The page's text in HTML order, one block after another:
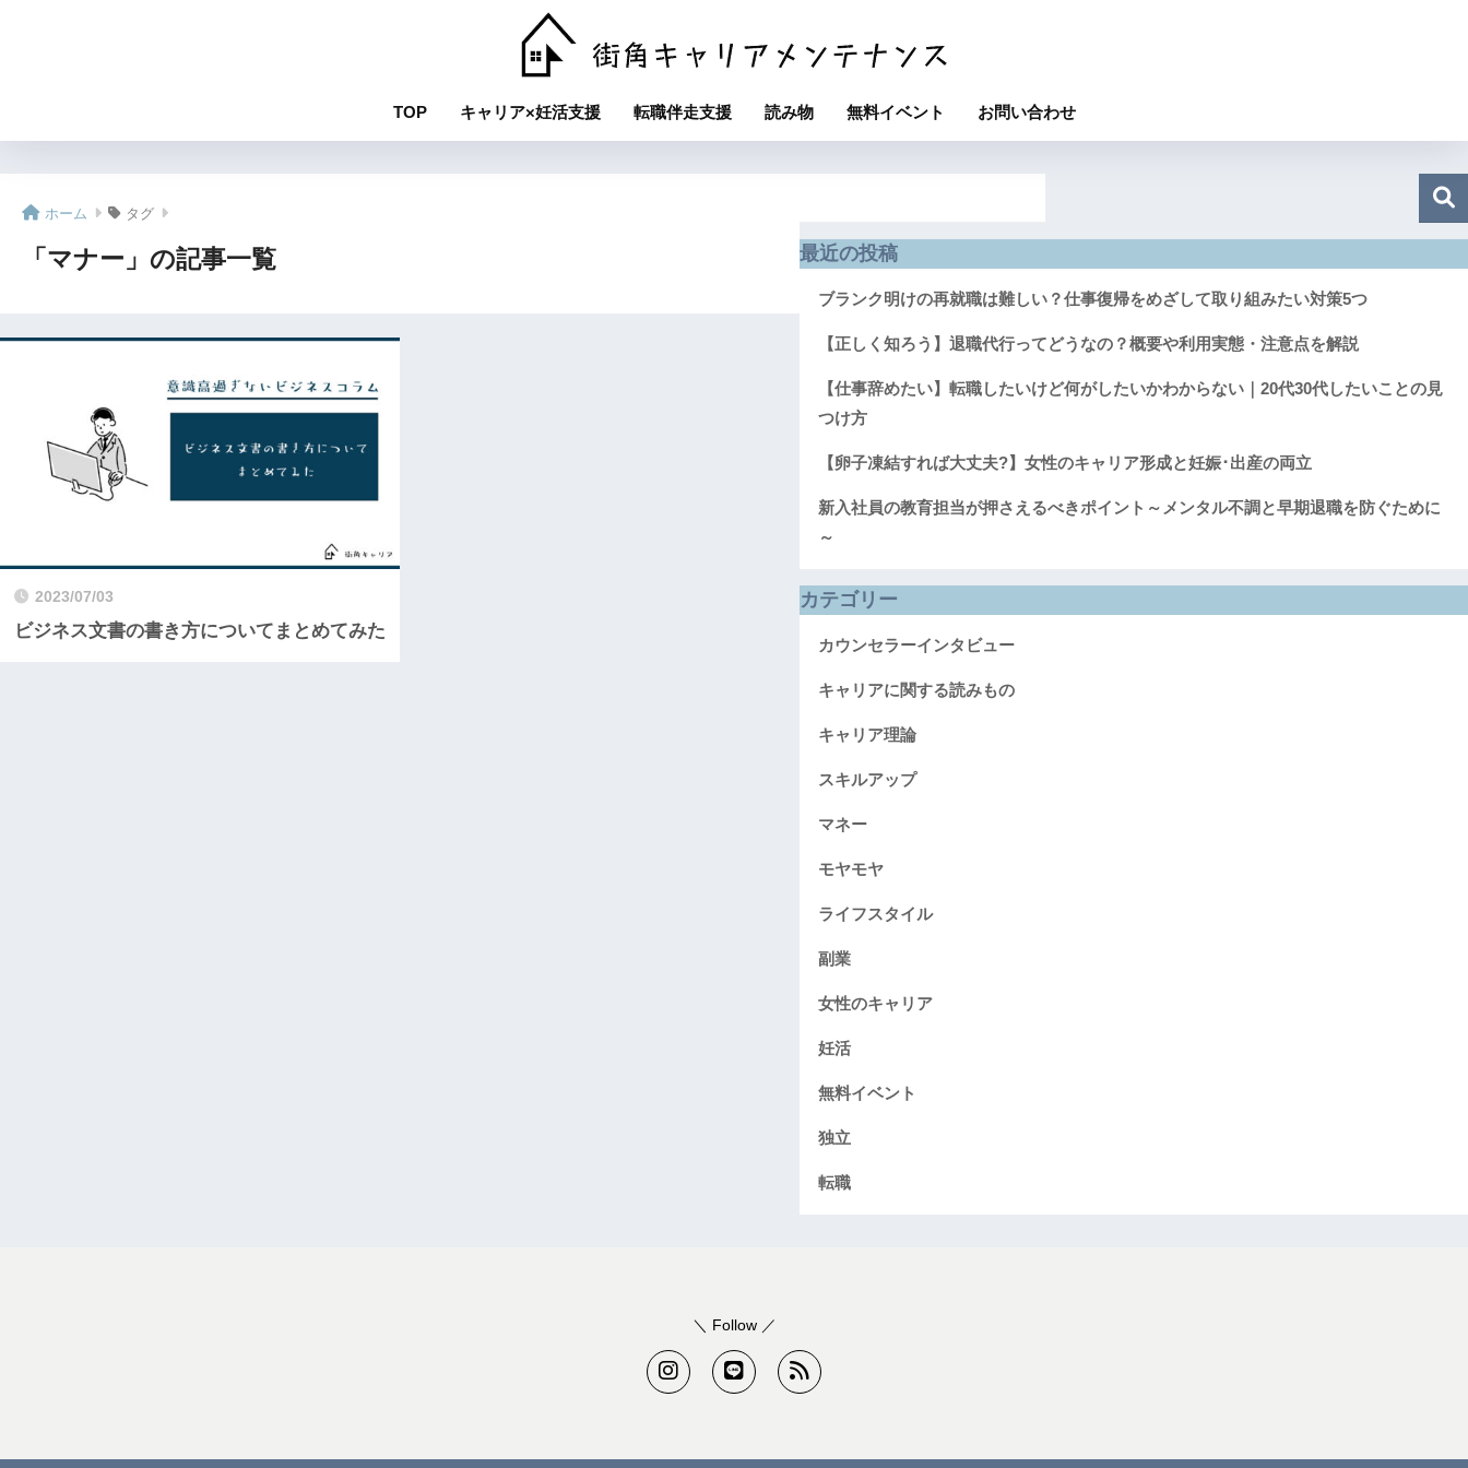
TOP キャリア×妊活支援 転職伴走支援 読み物 無料イベント お問い合わせ
ホーム タグ
「マナー」の記事一覧
2023/07/03
ビジネス文書の書き方についてまとめてみた
最近の投稿
ブランク明けの再就職は難しい？仕事復帰をめざして取り組みたい対策5つ
【正しく知ろう】退職代行ってどうなの？概要や利用実態・注意点を解説
【仕事辞めたい】転職したいけど何がしたいかわからない｜20代30代したいことの見
つけ方
【卵子凍結すれば大丈夫?】女性のキャリア形成と妊娠･出産の両立
新入社員の教育担当が押さえるべきポイント～メンタル不調と早期退職を防ぐために
～
カテゴリー
カウンセラーインタビュー
キャリアに関する読みもの
キャリア理論
スキルアップ
マネー
モヤモヤ
ライフスタイル
副業
女性のキャリア
妊活
無料イベント
独立
転職
＼ Follow ／